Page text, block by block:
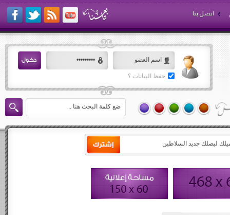
اتصل بنا
حفظ البيانات ؟